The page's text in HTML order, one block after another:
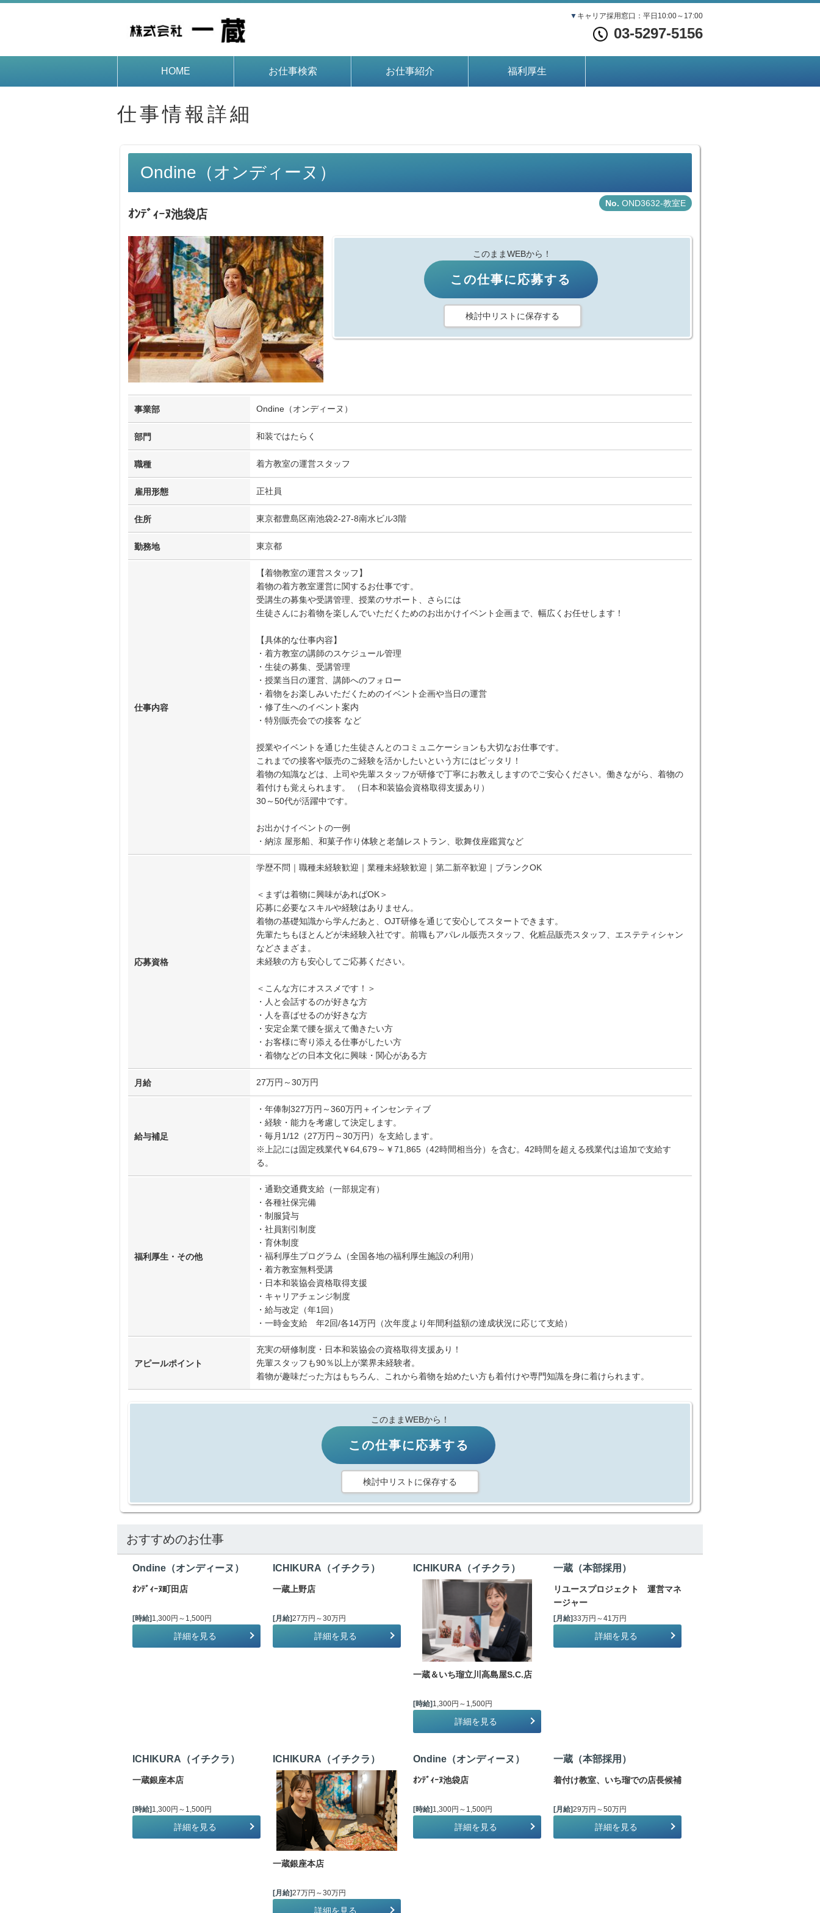
▼ キャリア採用窓口：平日10:00～17:00
03-5297-5156
HOME お仕事検索 お仕事紹介 福利厚生
仕事情報詳細
Ondine（オンディーヌ）
OND3632-教室E
ｵﾝﾃﾞｨｰﾇ池袋店
このままWEBから！
この仕事に応募する
検討中リストに保存する
事業部 Ondine（オンディーヌ）
部門 和装ではたらく
職種 着方教室の運営スタッフ
雇用形態 正社員
住所 東京都豊島区南池袋2-27-8南水ビル3階
勤務地 東京都
仕事内容
【着物教室の運営スタッフ】
着物の着方教室運営に関するお仕事です。
受講生の募集や受講管理、授業のサポート、さらには
生徒さんにお着物を楽しんでいただくためのお出かけイベント企画まで、幅広くお任せします！
【具体的な仕事内容】
・着方教室の講師のスケジュール管理
・生徒の募集、受講管理
・授業当日の運営、講師へのフォロー
・着物をお楽しみいただくためのイベント企画や当日の運営
・修了生へのイベント案内
・特別販売会での接客 など
授業やイベントを通じた生徒さんとのコミュニケーションも大切なお仕事です。
これまでの接客や販売のご経験を活かしたいという方にはピッタリ！
着物の知識などは、上司や先輩スタッフが研修で丁寧にお教えしますのでご安心ください。働きながら、着物の
着付けも覚えられます。 （日本和装協会資格取得支援あり）
30～50代が活躍中です。
お出かけイベントの一例
・納涼 屋形船、和菓子作り体験と老舗レストラン、歌舞伎座鑑賞など
応募資格
学歴不問｜職種未経験歓迎｜業種未経験歓迎｜第二新卒歓迎｜ブランクOK
＜まずは着物に興味があればOK＞
応募に必要なスキルや経験はありません。
着物の基礎知識から学んだあと、OJT研修を通じて安心してスタートできます。
先輩たちもほとんどが未経験入社です。前職もアパレル販売スタッフ、化粧品販売スタッフ、エステティシャン
などさまざま。
未経験の方も安心してご応募ください。
＜こんな方にオススメです！＞
・人と会話するのが好きな方
・人を喜ばせるのが好きな方
・安定企業で腰を据えて働きたい方
・お客様に寄り添える仕事がしたい方
・着物などの日本文化に興味・関心がある方
月給 27万円～30万円
給与補足
・年俸制327万円～360万円＋インセンティブ
・経験・能力を考慮して決定します。
・毎月1/12（27万円～30万円）を支給します。
※上記には固定残業代￥64,679～￥71,865（42時間相当分）を含む。42時間を超える残業代は追加で支給す
る。
福利厚生・その他
・通勤交通費支給（一部規定有）
・各種社保完備
・制服貸与
・社員割引制度
・育休制度
・福利厚生プログラム（全国各地の福利厚生施設の利用）
・着方教室無料受講
・日本和装協会資格取得支援
・キャリアチェンジ制度
・給与改定（年1回）
・一時金支給 年2回/各14万円（次年度より年間利益額の達成状況に応じて支給）
アピールポイント
充実の研修制度・日本和装協会の資格取得支援あり！
先輩スタッフも90％以上が業界未経験者。
着物が趣味だった方はもちろん、これから着物を始めたい方も着付けや専門知識を身に着けられます。
このままWEBから！
この仕事に応募する
検討中リストに保存する
おすすめのお仕事
Ondine（オンディーヌ）
ｵﾝﾃﾞｨｰﾇ町田店
[時給] 1,300円～1,500円
詳細を見る
ICHIKURA（イチクラ）
一蔵上野店
[月給]27万円～30万円
詳細を見る
ICHIKURA（イチクラ）
一蔵＆いち瑠立川高島屋S.C.店
[時給] 1,300円～1,500円
詳細を見る
一蔵（本部採用）
リユースプロジェクト 運営マネ
ージャー
[月給]33万円～41万円
詳細を見る
ICHIKURA（イチクラ）
一蔵銀座本店
[時給] 1,300円～1,500円
詳細を見る
ICHIKURA（イチクラ）
一蔵銀座本店
[月給]27万円～30万円
詳細を見る
Ondine（オンディーヌ）
ｵﾝﾃﾞｨｰﾇ池袋店
[時給] 1,300円～1,500円
詳細を見る
一蔵（本部採用）
着付け教室、いち瑠での店長候補
[月給]29万円～50万円
詳細を見る